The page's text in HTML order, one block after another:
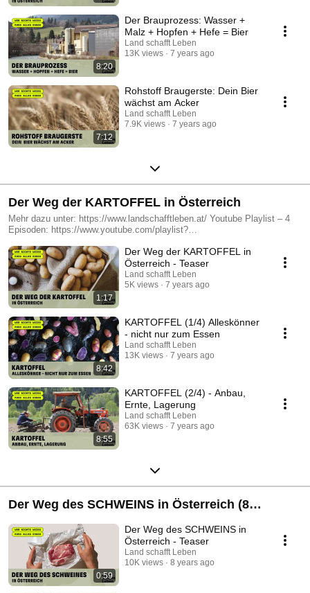
8:20
Der Brauprozess: Wasser +
Malz + Hopfen + Hefe = Bier
Land schafft Leben
13K views
7 years ago
7:12
Rohstoff Braugerste: Dein Bier
wächst am Acker
Land schafft Leben
7.9K views
7 years ago
Der Weg der KARTOFFEL in Österreich
Mehr dazu unter: https://www.landschafftleben.at/ Youtube Playlist – 4
Episoden: https://www.youtube.com/playlist?
Jahrhunderten ein wertvoller, gesunder Kohlenhydratlieferant und sättigen
uns nachhaltig. Die vor wenigen Jahren aufgekommene Diskussion um
Acrylamid und Pommes-Verordnung tut dem keinen Abbruch. Dass die
Bauern jene optisch makellosen Kartoffeln ernten können, die wir
Konsumenten wollen, ist aber keinesfalls selbstverständlich. Zeitraum
1:17
Der Weg der KARTOFFEL in
Österreich - Teaser
Land schafft Leben
5K views
7 years ago
8:42
KARTOFFEL (1/4) Alleskönner
- nicht nur zum Essen
Land schafft Leben
13K views
7 years ago
8:55
KARTOFFEL (2/4) - Anbau,
Ernte, Lagerung
Land schafft Leben
63K views
7 years ago
Der Weg des SCHWEINS in Österreich (8
Episoden)
0:59
Der Weg des SCHWEINS in
Österreich - Teaser
Land schafft Leben
10K views
8 years ago